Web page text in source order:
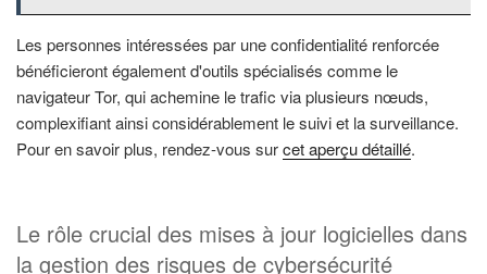
Les personnes intéressées par une confidentialité renforcée
bénéficieront également d'outils spécialisés comme le
navigateur Tor, qui achemine le trafic via plusieurs nœuds,
complexifiant ainsi considérablement le suivi et la surveillance.
Pour en savoir plus, rendez-vous surcet aperçu détaillé.
Le rôle crucial des mises à jour logicielles dans
la gestion des risques de cybersécurité